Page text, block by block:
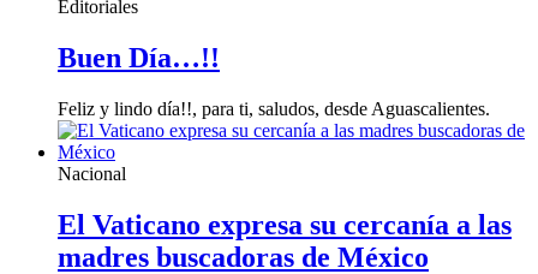
Editoriales
Buen Día…!!
Feliz y lindo día!!, para ti, saludos, desde Aguascalientes.
Nacional
El Vaticano expresa su cercanía a las
madres buscadoras de México